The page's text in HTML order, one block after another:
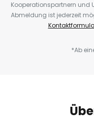
Kooperationspartnern und
Abmeldung ist jederzeit
*Ab